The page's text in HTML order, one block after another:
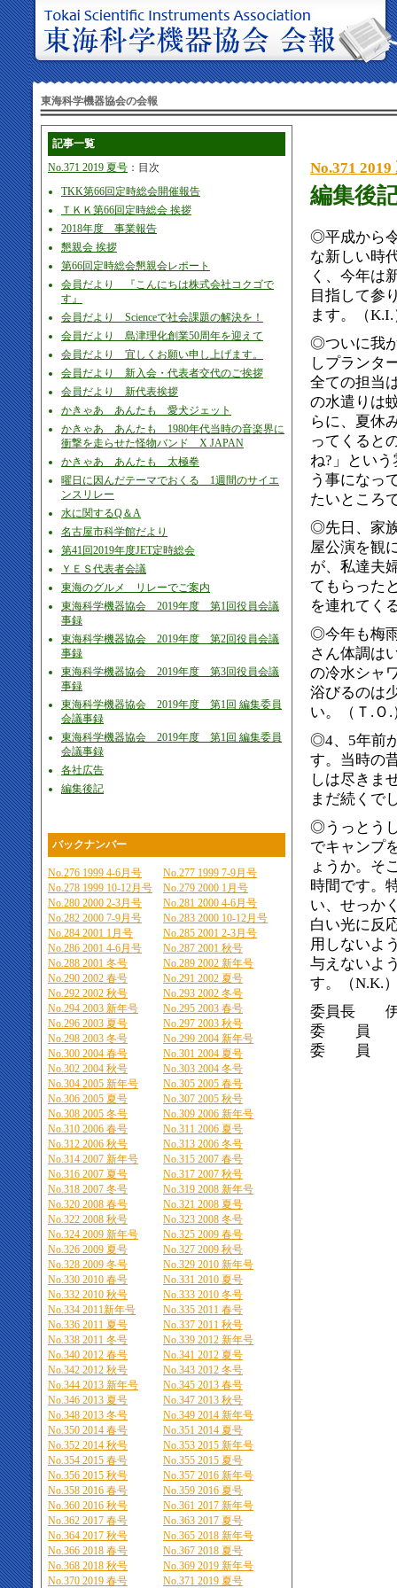
東海科学機器協会の会報
記事一覧
No.371 2019 夏号 ：目次
TKK第66回定時総会開催報告
ＴＫＫ第66回定時総会 挨拶
2018年度 事業報告
懇親会 挨拶
第66回定時総会懇親会レポート
会員だより 『こんにちは株式会社コクゴで
す』
会員だより Scienceで社会課題の解決を！
会員だより 島津理化創業50周年を迎えて
会員だより 宜しくお願い申し上げます。
会員だより 新入会・代表者交代のご挨拶
会員だより 新代表挨拶
かきゃあ あんたも 愛犬ジェット
かきゃあ あんたも 1980年代当時の音楽界に
衝撃を走らせた怪物バンド X JAPAN
かきゃあ あんたも 太極拳
曜日に因んだテーマでおくる 1週間のサイエ
ンスリレー
水に関するQ＆A
名古屋市科学館だより
第41回2019年度JET定時総会
ＹＥＳ代表者会議
東海のグルメ リレーでご案内
東海科学機器協会 2019年度 第1回役員会議
事録
東海科学機器協会 2019年度 第2回役員会議
事録
東海科学機器協会 2019年度 第3回役員会議
事録
東海科学機器協会 2019年度 第1回 編集委員
会議事録
東海科学機器協会 2019年度 第1回 編集委員
会議事録
各社広告
編集後記
バックナンバー
No.276 1999 4-6月号
No.277 1999 7-9月号
No.278 1999 10-12月号
No.279 2000 1月号
No.280 2000 2-3月号
No.281 2000 4-6月号
No.282 2000 7-9月号
No.283 2000 10-12月号
No.284 2001 1月号
No.285 2001 2-3月号
No.286 2001 4-6月号
No.287 2001 秋号
No.288 2001 冬号
No.289 2002 新年号
No.290 2002 春号
No.291 2002 夏号
No.292 2002 秋号
No.293 2002 冬号
No.294 2003 新年号
No.295 2003 春号
No.296 2003 夏号
No.297 2003 秋号
No.298 2003 冬号
No.299 2004 新年号
No.300 2004 春号
No.301 2004 夏号
No.302 2004 秋号
No.303 2004 冬号
No.304 2005 新年号
No.305 2005 春号
No.306 2005 夏号
No.307 2005 秋号
No.308 2005 冬号
No.309 2006 新年号
No.310 2006 春号
No.311 2006 夏号
No.312 2006 秋号
No.313 2006 冬号
No.314 2007 新年号
No.315 2007 春号
No.316 2007 夏号
No.317 2007 秋号
No.318 2007 冬号
No.319 2008 新年号
No.320 2008 春号
No.321 2008 夏号
No.322 2008 秋号
No.323 2008 冬号
No.324 2009 新年号
No.325 2009 春号
No.326 2009 夏号
No.327 2009 秋号
No.328 2009 冬号
No.329 2010 新年号
No.330 2010 春号
No.331 2010 夏号
No.332 2010 秋号
No.333 2010 冬号
No.334 2011新年号
No.335 2011 春号
No.336 2011 夏号
No.337 2011 秋号
No.338 2011 冬号
No.339 2012 新年号
No.340 2012 春号
No.341 2012 夏号
No.342 2012 秋号
No.343 2012 冬号
No.344 2013 新年号
No.345 2013 春号
No.346 2013 夏号
No.347 2013 秋号
No.348 2013 冬号
No.349 2014 新年号
No.350 2014 春号
No.351 2014 夏号
No.352 2014 秋号
No.353 2015 新年号
No.354 2015 春号
No.355 2015 夏号
No.356 2015 秋号
No.357 2016 新年号
No.358 2016 春号
No.359 2016 夏号
No.360 2016 秋号
No.361 2017 新年号
No.362 2017 春号
No.363 2017 夏号
No.364 2017 秋号
No.365 2018 新年号
No.366 2018 春号
No.367 2018 夏号
No.368 2018 秋号
No.369 2019 新年号
No.370 2019 春号
No.371 2019 夏号
No.371 2019
編集後
◎平成から
な新しい時
く、今年は
目指して参
ます。（K.I.
◎ついに我
しプランタ
全ての担当
の水遣りは
らに、夏休
ってくると
ね?」とい
う事になっ
たいところ
◎先日、家
屋公演を観
が、私達夫
てもらった
を連れてく
◎今年も梅
さん体調は
の冷水シャ
浴びるのは
い。（Ｔ.Ｏ.
◎4、5年前
す。当時の
しは尽きま
まだ続くで
◎うっとう
でキャンプ
ょうか。そ
時間です。
い、せっか
白い光に反
用しないよ
与えないよ
す。（N.K.
委員長 伊
委 員 伊
委 員 小